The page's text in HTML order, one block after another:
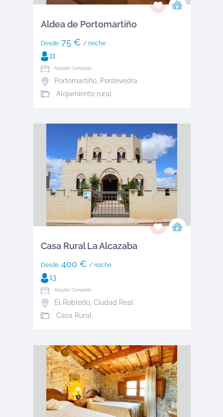
Aldea de Portomartiño
Desde75 € / noche
11
Alquiler: Completo
Portomartiño, Pontevedra
Alojamiento rural
Casa Rural La Alcazaba
Desde400 € / noche
13
Alquiler: Completo
El Robledo, Ciudad Real
Casa Rural